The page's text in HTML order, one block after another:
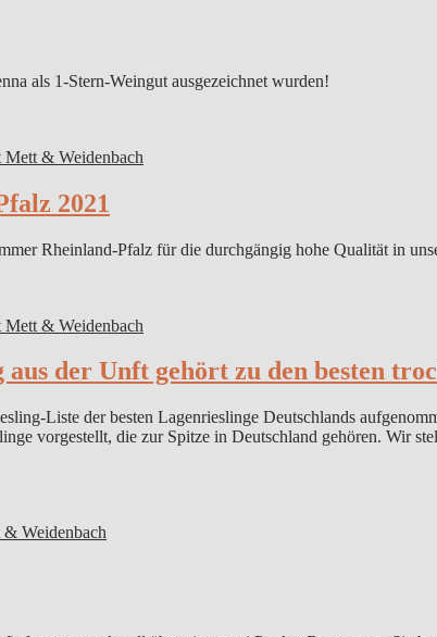
als 1-Stern-Weingut ausgezeichnet wurden!
Mett & Weidenbach
2021
Rheinland-Pfalz für die durchgängig hohe Qualität in
Mett & Weidenbach
der Unft gehört zu den besten
Liste der besten Lagenrieslinge Deutschlands
vorgestellt, die zur Spitze in Deutschland gehören. Wir
Weidenbach